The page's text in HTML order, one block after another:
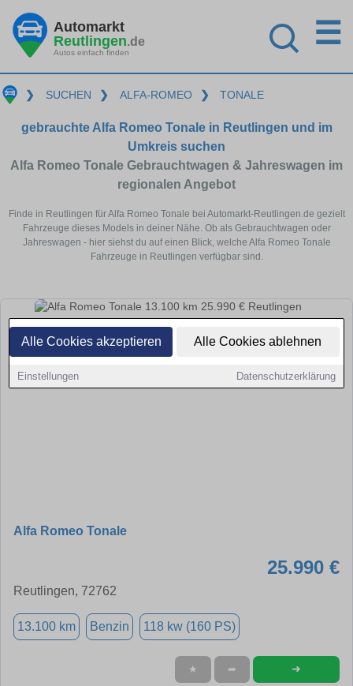
Alle Cookies akzeptieren Alle Cookies ablehnen
Einstellungen Datenschutzerklärung
Automarkt
Reutlingen.de
Autos einfach finden
☰
❯ SUCHEN ❯ ALFA-ROMEO ❯ TONALE
gebrauchte Alfa Romeo Tonale in Reutlingen und im
Umkreis suchen
Alfa Romeo Tonale Gebrauchtwagen & Jahreswagen im
regionalen Angebot
Finde in Reutlingen für Alfa Romeo Tonale bei Automarkt-Reutlingen.de gezielt
Fahrzeuge dieses Models in deiner Nähe. Ob als Gebrauchtwagen oder
Jahreswagen - hier siehst du auf einen Blick, welche Alfa Romeo Tonale
Fahrzeuge in Reutlingen verfügbar sind.
Alfa Romeo Tonale
25.990 €
Reutlingen, 72762
13.100 km Benzin 118 kw (160 PS)
★ ➦ ➜